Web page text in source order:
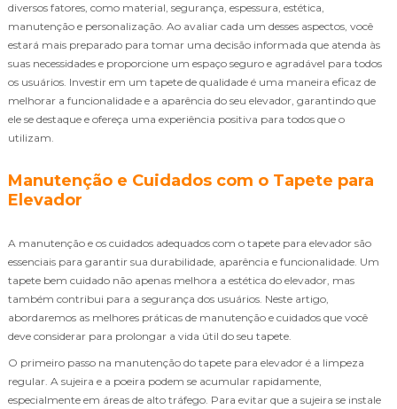
diversos fatores, como material, segurança, espessura, estética,
manutenção e personalização. Ao avaliar cada um desses aspectos, você
estará mais preparado para tomar uma decisão informada que atenda às
suas necessidades e proporcione um espaço seguro e agradável para todos
os usuários. Investir em um tapete de qualidade é uma maneira eficaz de
melhorar a funcionalidade e a aparência do seu elevador, garantindo que
ele se destaque e ofereça uma experiência positiva para todos que o
utilizam.
Manutenção e Cuidados com o Tapete para
Elevador
A manutenção e os cuidados adequados com o tapete para elevador são
essenciais para garantir sua durabilidade, aparência e funcionalidade. Um
tapete bem cuidado não apenas melhora a estética do elevador, mas
também contribui para a segurança dos usuários. Neste artigo,
abordaremos as melhores práticas de manutenção e cuidados que você
deve considerar para prolongar a vida útil do seu tapete.
O primeiro passo na manutenção do tapete para elevador é a limpeza
regular. A sujeira e a poeira podem se acumular rapidamente,
especialmente em áreas de alto tráfego. Para evitar que a sujeira se instale